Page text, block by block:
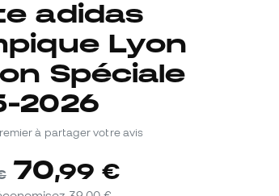
Lyon
Spéciale
2026
à partager votre avis
70,99 €